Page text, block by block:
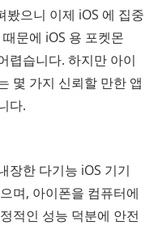
으니 이제 iOS 에 집중
문에 iOS 용 포켓몬
렵습니다. 하지만 아이
몇 가지 신뢰할 만한 앱
다.
장한 다기능 iOS 기기
며, 아이폰을 컴퓨터에
적인 성능 덕분에 안전